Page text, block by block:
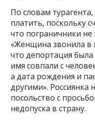
По словам
платить, поскольку
что пограничники
«Женщина звонила в
что депортация
имя совпали с
а дата рождения и
другими». Россиянка
посольство с
недопуска в страну.